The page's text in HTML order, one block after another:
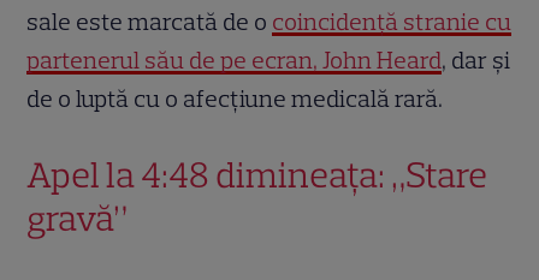
sale este marcată de o coincidență stranie cu
partenerul său de pe ecran, John Heard, dar și
de o luptă cu o afecțiune medicală rară.
Apel la 4:48 dimineața: „Stare
gravă”